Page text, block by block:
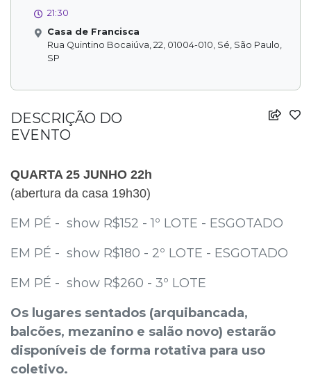
21:30
Casa de Francisca
Rua Quintino Bocaiúva, 22, 01004-010, Sé, São Paulo,
SP
DESCRIÇÃO DO
EVENTO
QUARTA 25 JUNHO 22h
(abertura da casa 19h30)
EM PÉ - show R$152 - 1º LOTE - ESGOTADO
EM PÉ - show R$180 - 2º LOTE - ESGOTADO
EM PÉ - show R$260 - 3º LOTE
Os lugares sentados (arquibancada,
balcões, mezanino e salão novo) estarão
disponíveis de forma rotativa para uso
coletivo.